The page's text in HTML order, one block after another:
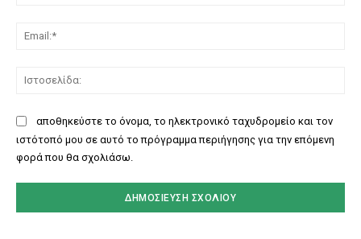
αποθηκεύστε το όνομα, το ηλεκτρονικό ταχυδρομείο και τον
ιστότοπό μου σε αυτό το πρόγραμμα περιήγησης για την επόμενη
φορά που θα σχολιάσω.